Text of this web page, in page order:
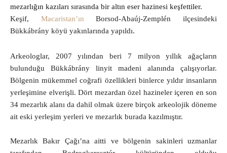
mezarlığın kazıları sırasında bir altın eser hazinesi keşfettiler.
Keşif, Macaristan’ın Borsod-Abaúj-Zemplén ilçesindeki
Bükkábrány köyü yakınlarında yapıldı.
Arkeologlar, 2007 yılından beri 7 milyon yıllık ağaçların
bulunduğu Bükkábrány linyit madeni alanında çalışıyorlar.
Bölgenin mükemmel coğrafi özellikleri binlerce yıldır insanların
yerleşimine elverişli. Dört mezardan özel hazineler içeren en son
34 mezarlık alanı da dahil olmak üzere birçok arkeolojik döneme
ait eski yerleşim yerleri ve mezarlık burada kazılmıştır.
Mezarlık Bakır Çağı’na aitti ve bölgenin sakinleri uzmanlar